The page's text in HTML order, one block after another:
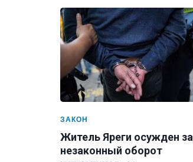
ЗАКОН
Житель Яреги осужден за
незаконный оборот